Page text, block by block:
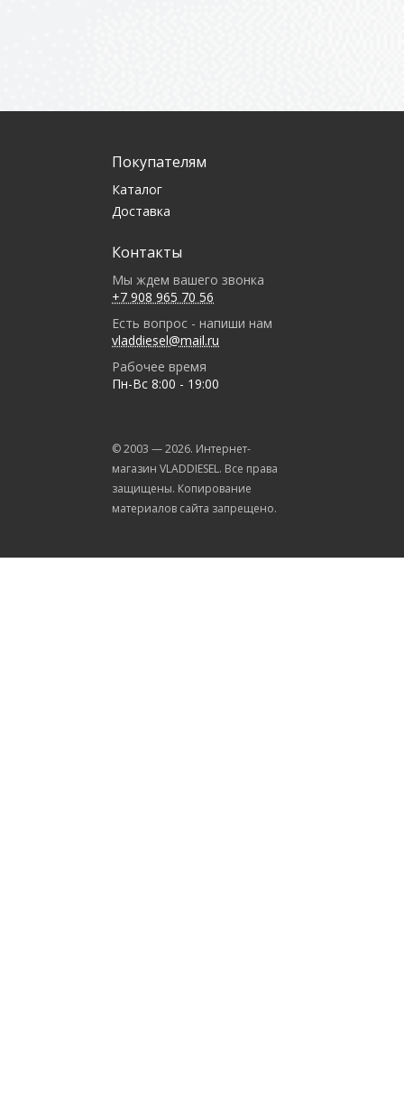
Покупателям
Каталог
Доставка
Контакты
Мы ждем вашего звонка
+7 908 965 70 56
Есть вопрос - напиши нам
vladdiesel@mail.ru
Рабочее время
Пн-Вс 8:00 - 19:00
© 2003 —2026. Интернет-
магазин VLADDIESEL. Все права
защищены. Копирование
материалов сайта запрещено.